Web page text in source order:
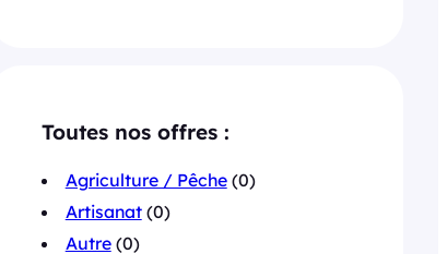
Toutes nos offres :
Agriculture / Pêche(0)
Artisanat(0)
Autre(0)